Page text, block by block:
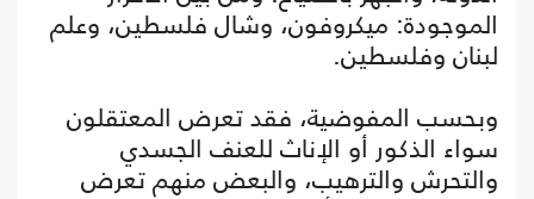
الموجودة: ميكروفون، وشال فلسطين، وعلم
لبنان وفلسطين.
وبحسب المفوضية، فقد تعرض المعتقلون
سواء الذكور أو الإناث للعنف الجسدي
والتحرش والترهيب، والبعض منهم تعرض